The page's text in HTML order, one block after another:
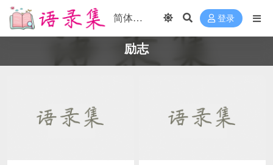
登录
励志